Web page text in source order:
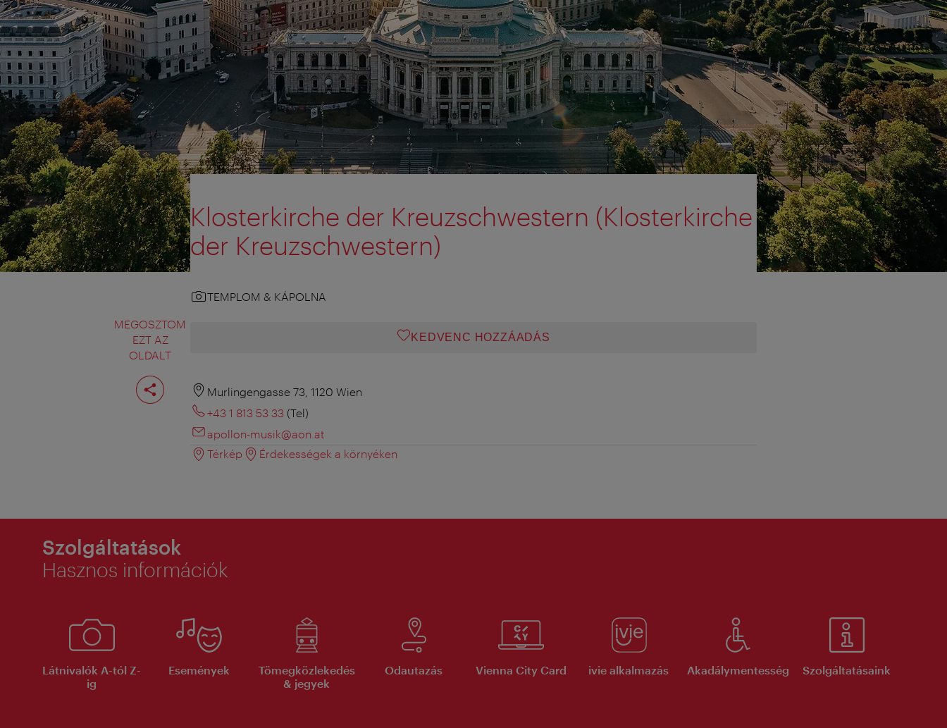
MEGOSZTOM
EZT AZ
OLDALT
Oldal
megosztása
Klosterkirche der Kreuzschwestern (Klosterkirche
der Kreuzschwestern)
TEMPLOM & KÁPOLNA
KEDVENC HOZZÁADÁS
Murlingengasse 73, 1120 Wien
+43 1 813 53 33 (Tel)
apollon-musik@aon.at
Térkép
Érdekességek a környéken
Szolgáltatások
Hasznos információk
Látnivalók A-tól Z-
ig
Események
Tömegközlekedés
& jegyek
Odautazás Vienna City Card ivie alkalmazás Akadálymentesség Szolgáltatásaink